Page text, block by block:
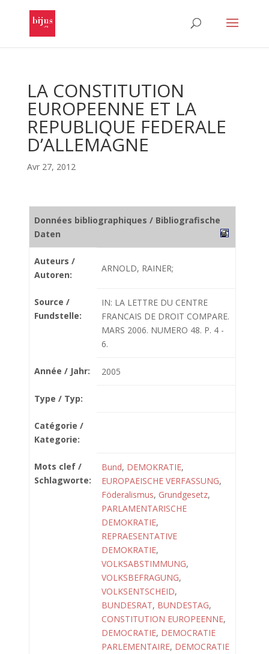
LA CONSTITUTION
EUROPEENNE ET LA
REPUBLIQUE FEDERALE
D’ALLEMAGNE
Avr 27, 2012
Données bibliographiques / Bibliografische
Daten
Auteurs /
Autoren:
ARNOLD, RAINER;
Source /
Fundstelle:
IN: LA LETTRE DU CENTRE
FRANCAIS DE DROIT COMPARE.
MARS 2006. NUMERO 48. P. 4 -
6.
Année / Jahr: 2005
Type / Typ:
Catégorie /
Kategorie:
Mots clef /
Schlagworte:
Bund, DEMOKRATIE,
EUROPAEISCHE VERFASSUNG,
Föderalismus, Grundgesetz,
PARLAMENTARISCHE
DEMOKRATIE,
REPRAESENTATIVE
DEMOKRATIE,
VOLKSABSTIMMUNG,
VOLKSBEFRAGUNG,
VOLKSENTSCHEID,
BUNDESRAT, BUNDESTAG,
CONSTITUTION EUROPEENNE,
DEMOCRATIE, DEMOCRATIE
PARLEMENTAIRE, DEMOCRATIE